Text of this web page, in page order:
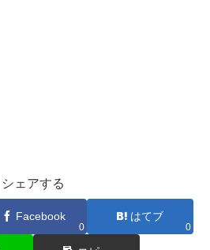
シェアする
Facebook
0
はてブ
0